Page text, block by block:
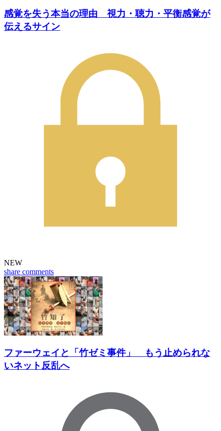
感覚を失う本当の理由 視力・聴力・平衡感覚が
伝えるサイン
NEW
share comments
ファーウェイと「竹ゼミ事件」 もう止められな
いネット反乱へ